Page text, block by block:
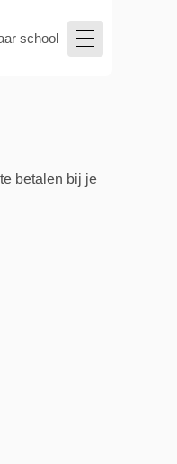
school
betalen bij je